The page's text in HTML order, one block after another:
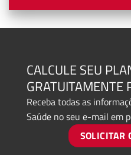
CALCULE SEU
GRATUITAMENTE
Receba todas as
Saúde no seu e-mail em
SOLICITAR